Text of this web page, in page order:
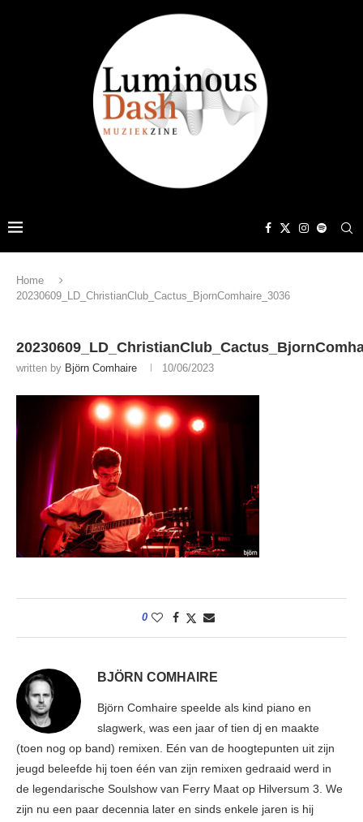
Home
20230609_LD_ChristianClub_Cactus_BjornComhaire_3036
written by Björn Comhaire 10/06/2023
0
BJÖRN COMHAIRE
Björn Comhaire speelde als kind piano en
slagwerk, was een jaar of tien dj en maakte
(toen nog op band) remixen. Eén van de hoogtepunten uit zijn
jeugd beleefde hij toen één van zijn remixen gedraaid werd in
de legendarische Soulshow van Ferry Maat op Hilversum 3. We
zijn nu een paar decennia later en sinds enkele jaren is hij